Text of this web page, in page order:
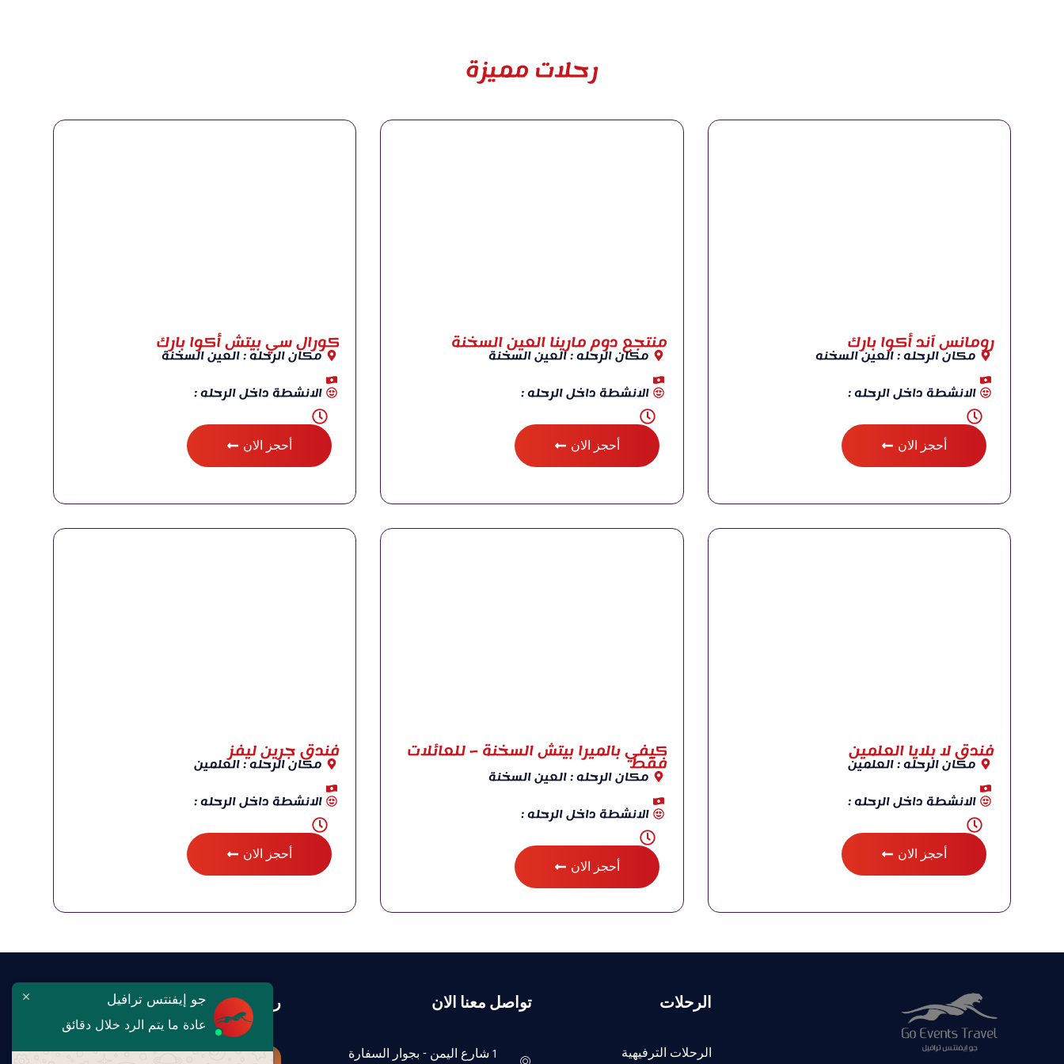
رحلات مميزة
رومانس آند أكوا بارك
مكان الرحله : العين السخنه
الانشطة داخل الرحله :
أحجز الان
منتجع دوم مارينا العين السخنة
مكان الرحله : العين السخنة
الانشطة داخل الرحله :
أحجز الان
كورال سي بيتش أكوا بارك
مكان الرحله : العين السخنة
الانشطة داخل الرحله :
أحجز الان
فندق لا بلايا العلمين
مكان الرحله : العلمين
الانشطة داخل الرحله :
أحجز الان
كيفي بالميرا بيتش السخنة – للعائلات
فقط
مكان الرحله : العين السخنة
الانشطة داخل الرحله :
أحجز الان
فندق جرين ليفز
مكان الرحله : العلمين
الانشطة داخل الرحله :
أحجز الان
الرحلات
الرحلات الترفيهية
تواصل معنا الان
1 شارع اليمن - بجوار السفارة
رحلتك تبدأ معناجو إيفنتس ترافيل
عادة ما يتم الرد خلال دقائق